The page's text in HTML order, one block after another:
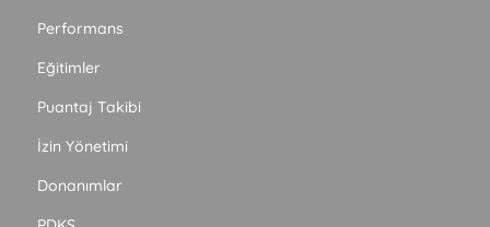
Performans
Eğitimler
Puantaj Takibi
İzin Yönetimi
Donanımlar